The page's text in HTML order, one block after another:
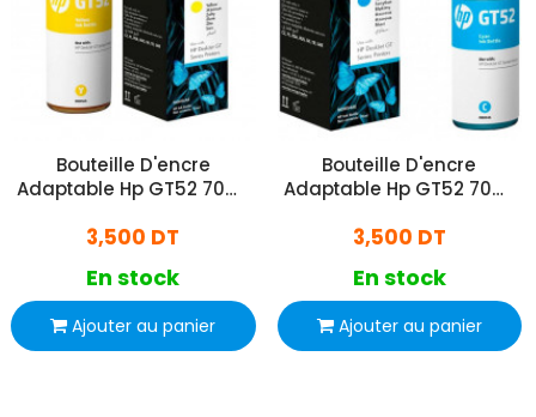
Bouteille D'encre
Adaptable Hp GT52 70ml
3,500 DT
En stock
Ajouter au panier
Bouteille D'encre
Adaptable Hp GT52 70ml
3,500 DT
En stock
Ajouter au panier